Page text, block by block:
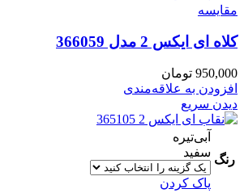
مقایسه
کلاه ای ایکس 2 مدل 366059
950,000 تومان
افزودن به علاقه‌مندی
دیدن سریع
رنگ
آبی‌تیره
سفید
پاک کردن